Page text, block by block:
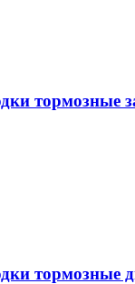
тормозные